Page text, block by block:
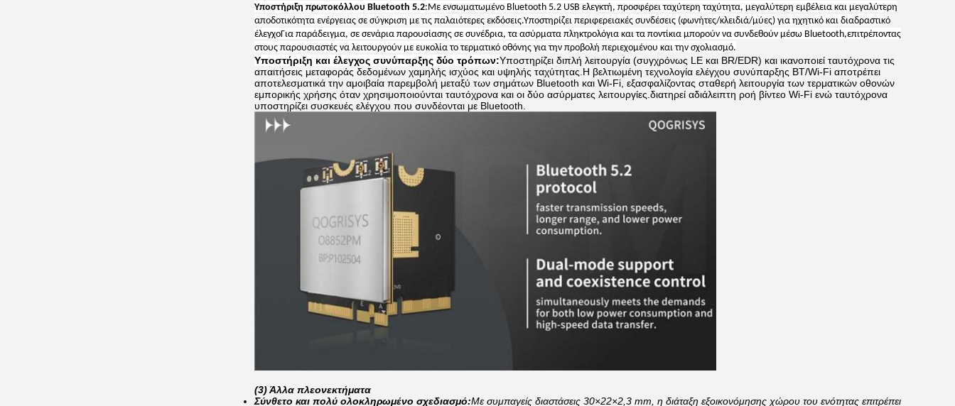
Υποστήριξη πρωτοκόλλου Bluetooth 5.2: Με ενσωματωμένο Bluetooth 5.2 USB ελεγκτή, προσφέρει ταχύτερη ταχύτητα, μεγαλύτερη εμβέλεια και μεγαλύτερη
αποδοτικότητα ενέργειας σε σύγκριση με τις παλαιότερες εκδόσεις.Υποστηρίζει περιφερειακές συνδέσεις (φωνήτες/κλειδιά/μύες) για ηχητικό και διαδραστικό
έλεγχοΓια παράδειγμα, σε σενάρια παρουσίασης σε συνέδρια, τα ασύρματα πληκτρολόγια και τα ποντίκια μπορούν να συνδεθούν μέσω Bluetooth,επιτρέποντας
στους παρουσιαστές να λειτουργούν με ευκολία το τερματικό οθόνης για την προβολή περιεχομένου και την σχολιασμό.
Υποστήριξη και έλεγχος συνύπαρξης δύο τρόπων:Υποστηρίζει διπλή λειτουργία (συγχρόνως LE και BR/EDR) και ικανοποιεί ταυτόχρονα τις
απαιτήσεις μεταφοράς δεδομένων χαμηλής ισχύος και υψηλής ταχύτητας.Η βελτιωμένη τεχνολογία ελέγχου συνύπαρξης BT/Wi-Fi αποτρέπει
αποτελεσματικά την αμοιβαία παρεμβολή μεταξύ των σημάτων Bluetooth και Wi-Fi, εξασφαλίζοντας σταθερή λειτουργία των τερματικών οθονών
εμπορικής χρήσης όταν χρησιμοποιούνται ταυτόχρονα και οι δύο ασύρματες λειτουργίες.διατηρεί αδιάλειπτη ροή βίντεο Wi-Fi ενώ ταυτόχρονα
υποστηρίζει συσκευές ελέγχου που συνδέονται με Bluetooth.
(3) Άλλα πλεονεκτήματα
Σύνθετο και πολύ ολοκληρωμένο σχεδιασμό:Με συμπαγείς διαστάσεις 30×22×2,3 mm, η διάταξη εξοικονόμησης χώρου του ενότητας επιτρέπει